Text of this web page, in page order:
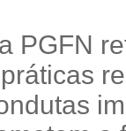
PGFN